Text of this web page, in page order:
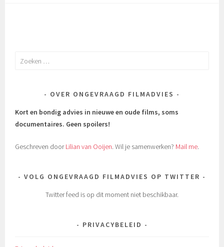
Zoeken
OVER ONGEVRAAGD FILMADVIES
Kort en bondig advies in nieuwe en oude films, soms
documentaires. Geen spoilers!
Geschreven doorLilian van Ooijen. Wil je samenwerken? Mail me.
VOLG ONGEVRAAGD FILMADVIES OP TWITTER
Twitter feed is op dit moment niet beschikbaar.
PRIVACYBELEID